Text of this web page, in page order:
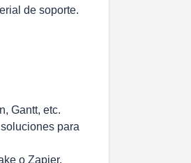
de soporte.
Gantt, etc.
para
o Zapier.